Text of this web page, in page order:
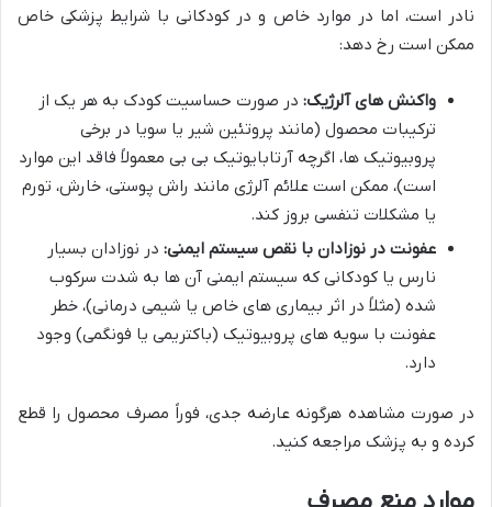
نادر است، اما در موارد خاص و در کودکانی با شرایط پزشکی خاص
ممکن است رخ دهد:
واکنش های آلرژیک: در صورت حساسیت کودک به هر یک از
ترکیبات محصول (مانند پروتئین شیر یا سویا در برخی
پروبیوتیک ها، اگرچه آرتابایوتیک بی بی معمولاً فاقد این موارد
است)، ممکن است علائم آلرژی مانند راش پوستی، خارش، تورم
یا مشکلات تنفسی بروز کند.
عفونت در نوزادان با نقص سیستم ایمنی: در نوزادان بسیار
نارس یا کودکانی که سیستم ایمنی آن ها به شدت سرکوب
شده (مثلاً در اثر بیماری های خاص یا شیمی درمانی)، خطر
عفونت با سویه های پروبیوتیک (باکتریمی یا فونگمی) وجود
دارد.
در صورت مشاهده هرگونه عارضه جدی، فوراً مصرف محصول را قطع
کرده و به پزشک مراجعه کنید.